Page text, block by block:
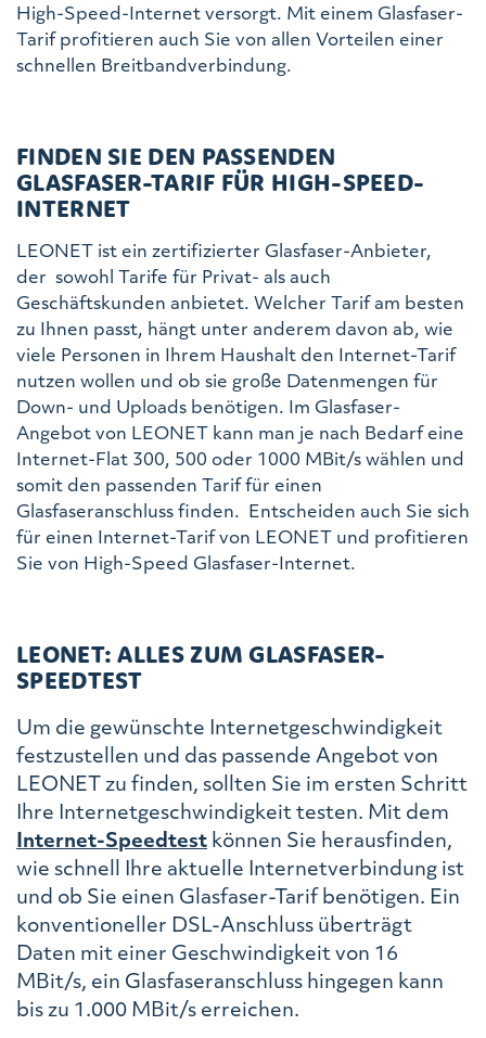
High-Speed-Internet versorgt. Mit einem Glasfaser-
Tarif profitieren auch Sie von allen Vorteilen einer
schnellen Breitbandverbindung.
FINDEN SIE DEN PASSENDEN
GLASFASER-TARIF FÜR HIGH-SPEED-
INTERNET
LEONET ist ein zertifizierter Glasfaser-Anbieter,
der sowohl Tarife für Privat- als auch
Geschäftskunden anbietet. Welcher Tarif am besten
zu Ihnen passt, hängt unter anderem davon ab, wie
viele Personen in Ihrem Haushalt den Internet-Tarif
nutzen wollen und ob sie große Datenmengen für
Down- und Uploads benötigen. Im Glasfaser-
Angebot von LEONET kann man je nach Bedarf eine
Internet-Flat 300, 500 oder 1000 MBit/s wählen und
somit den passenden Tarif für einen
Glasfaseranschluss finden. Entscheiden auch Sie sich
für einen Internet-Tarif von LEONET und profitieren
Sie von High-Speed Glasfaser-Internet.
LEONET: ALLES ZUM GLASFASER-
SPEEDTEST
Um die gewünschte Internetgeschwindigkeit
festzustellen und das passende Angebot von
LEONET zu finden, sollten Sie im ersten Schritt
Ihre Internetgeschwindigkeit testen. Mit dem
Internet-Speedtest können Sie herausfinden,
wie schnell Ihre aktuelle Internetverbindung ist
und ob Sie einen Glasfaser-Tarif benötigen. Ein
konventioneller DSL-Anschluss überträgt
Daten mit einer Geschwindigkeit von 16
MBit/s, ein Glasfaseranschluss hingegen kann
bis zu 1.000 MBit/s erreichen.